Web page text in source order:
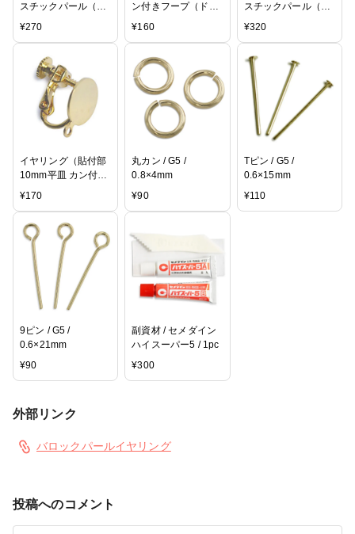
スチックパール（貼
り付け ヘキサゴン）
¥270
ン付きフープ（ドロ
ップ ツイスト・
¥160
スチックパール（ラ
ウンド・つや消し）
¥320
イヤリング（貼付部
10mm平皿 カン付）
/ G5 / 1ペア
¥170
丸カン / G5 /
0.8×4mm
¥90
Tピン / G5 /
0.6×15mm
¥110
9ピン / G5 /
0.6×21mm
¥90
副資材 / セメダイン
ハイスーパー5 / 1pc
¥300
外部リンク
バロックパールイヤリング
投稿へのコメント